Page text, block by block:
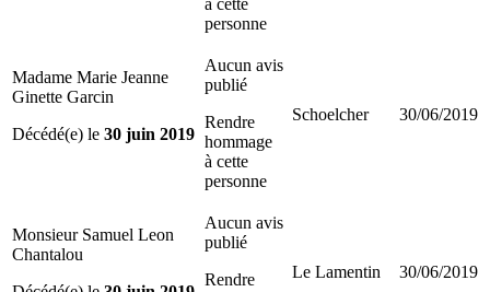
personne
Madame Marie Jeanne
Ginette Garcin
Décédé(e) le 30 juin 2019
Aucun avis
publié
Rendre
hommage
à cette
personne
Schoelcher 30/06/2019
Monsieur Samuel Leon
Chantalou
Aucun avis
publié
Rendre
Le Lamentin 30/06/2019